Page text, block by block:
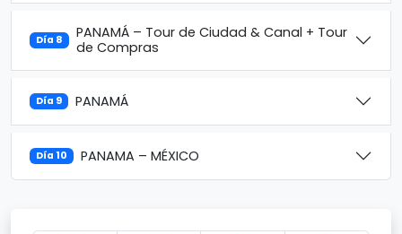
Día 8
PANAMÁ – Tour de Ciudad & Canal + Tour
de Compras
Día 9 PANAMÁ
Día 10 PANAMA – MÉXICO